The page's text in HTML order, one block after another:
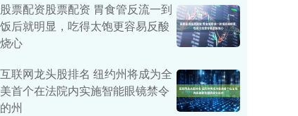
股票配资股票配资 胃食管反流一到
饭后就明显，吃得太饱更容易反酸
烧心
互联网龙头股排名 纽约州将成为全
美首个在法院内实施智能眼镜禁令
的州